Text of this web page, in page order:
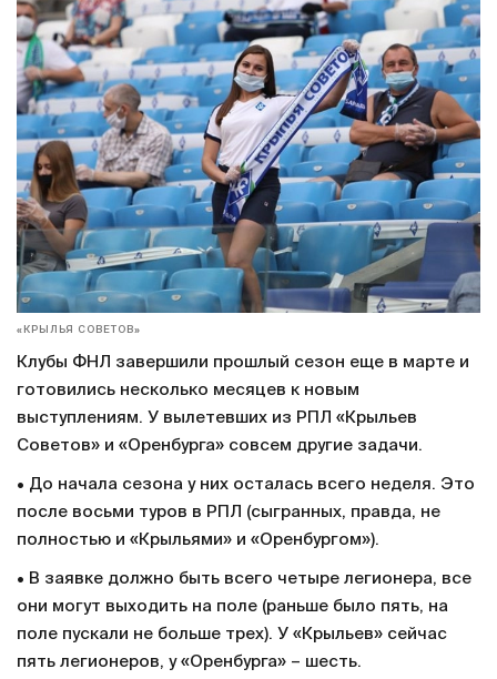
«КРЫЛЬЯ СОВЕТОВ»
Клубы ФНЛ завершили прошлый сезон еще в марте и
готовились несколько месяцев к новым
выступлениям. У вылетевших из РПЛ «Крыльев
Советов» и «Оренбурга» совсем другие задачи.
• До начала сезона у них осталась всего неделя. Это
после восьми туров в РПЛ (сыгранных, правда, не
полностью и «Крыльями» и «Оренбургом»).
• В заявке должно быть всего четыре легионера, все
они могут выходить на поле (раньше было пять, на
поле пускали не больше трех). У «Крыльев» сейчас
пять легионеров, у «Оренбурга» – шесть.